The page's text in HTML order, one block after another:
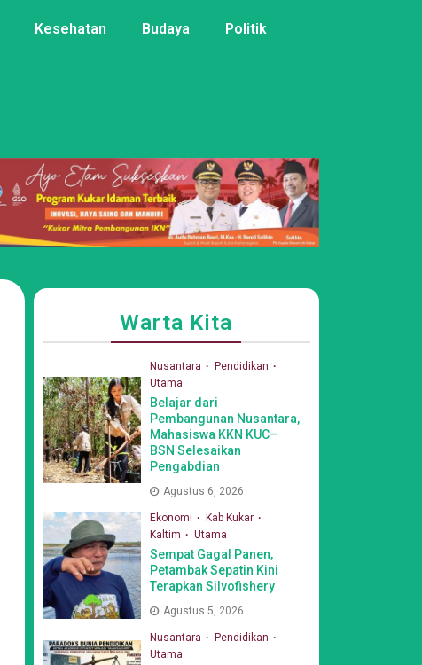
Kesehatan Budaya Politik
Warta Kita
Nusantara
Pendidikan
Utama
Belajar dari
Pembangunan Nusantara,
Mahasiswa KKN KUC–
BSN Selesaikan
Pengabdian
Agustus 6, 2026
Ekonomi
Kab Kukar
Kaltim
Utama
Sempat Gagal Panen,
Petambak Sepatin Kini
Terapkan Silvofishery
Agustus 5, 2026
Nusantara
Pendidikan
Utama